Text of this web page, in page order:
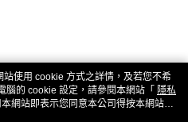
使用 cookie 方式之詳情，及若您不希
腦的 cookie 設定，請參閱本網站「 隱私
網站即表示您同意本公司得按本網站使